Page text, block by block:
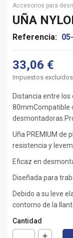
Accesorios para
UÑA
Referencia:
33,06 €
Impuestos excluidos
Distancia entre los
80mmCompatible
Uña PREMIUM de
resistencia y
Eficaz en
Diseñada para
Debido a su leve
contorno de la
Cantidad